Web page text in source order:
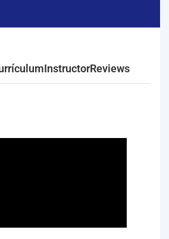
InstructorReviews